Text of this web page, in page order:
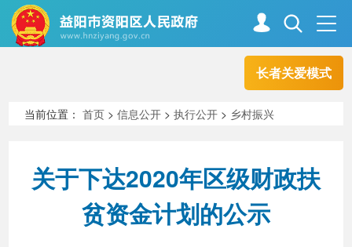
长者关爱模式
走进资阳
新闻中心 解读回应
当前位置：首页 >信息公开 >执行公开 > 乡村振兴
关于下达2020年区级财政扶
贫资金计划的公示